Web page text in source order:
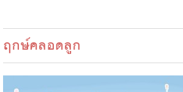
ฤกษ์คลอดลูก